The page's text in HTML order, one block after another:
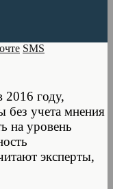
SMS
2016 году,
без учета мнения
на уровень
эксперты,